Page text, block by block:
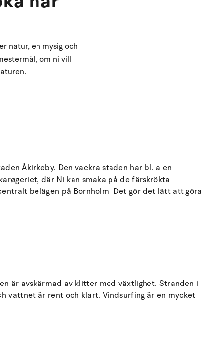
natur, en mysig och
om ni vill
Åkirkeby. Den vackra staden har bl. a en
där Ni kan smaka på de färskrökta
belägen på Bornholm. Det gör det lätt att göra
är avskärmad av klitter med växtlighet. Stranden i
vattnet är rent och klart. Vindsurfing är en mycket